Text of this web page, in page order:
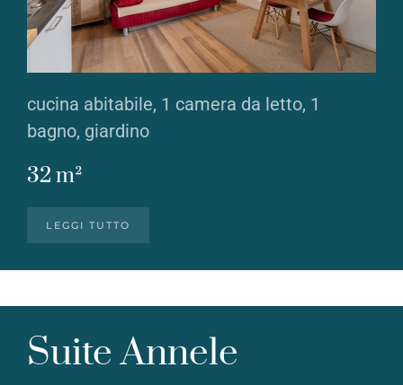
cucina abitabile, 1 camera da letto, 1
bagno, giardino
32 m²
LEGGI TUTTO
Suite Annele